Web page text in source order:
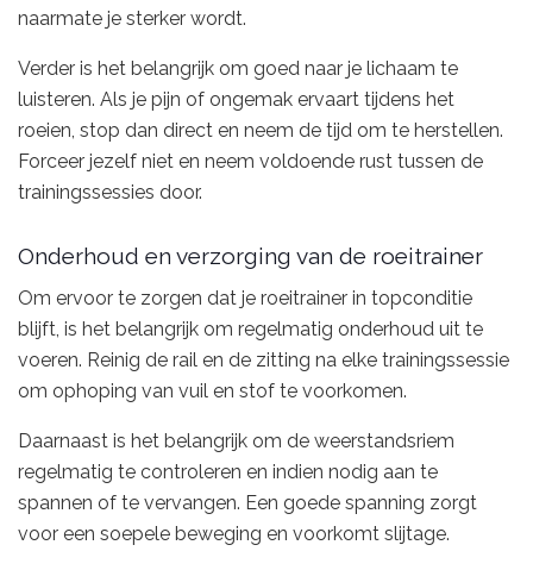
naarmate je sterker wordt.
Verder is het belangrijk om goed naar je lichaam te
luisteren. Als je pijn of ongemak ervaart tijdens het
roeien, stop dan direct en neem de tijd om te herstellen.
Forceer jezelf niet en neem voldoende rust tussen de
trainingssessies door.
Onderhoud en verzorging van de roeitrainer
Om ervoor te zorgen dat je roeitrainer in topconditie
blijft, is het belangrijk om regelmatig onderhoud uit te
voeren. Reinig de rail en de zitting na elke trainingssessie
om ophoping van vuil en stof te voorkomen.
Daarnaast is het belangrijk om de weerstandsriem
regelmatig te controleren en indien nodig aan te
spannen of te vervangen. Een goede spanning zorgt
voor een soepele beweging en voorkomt slijtage.